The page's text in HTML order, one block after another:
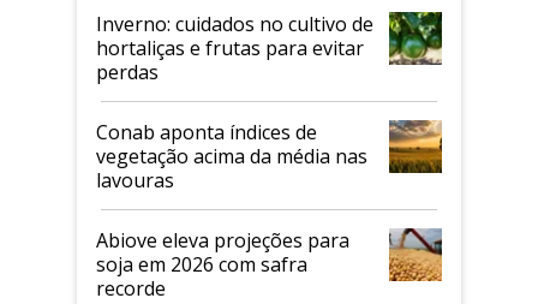
Inverno: cuidados no cultivo de
hortaliças e frutas para evitar
perdas
Conab aponta índices de
vegetação acima da média nas
lavouras
Abiove eleva projeções para
soja em 2026 com safra
recorde